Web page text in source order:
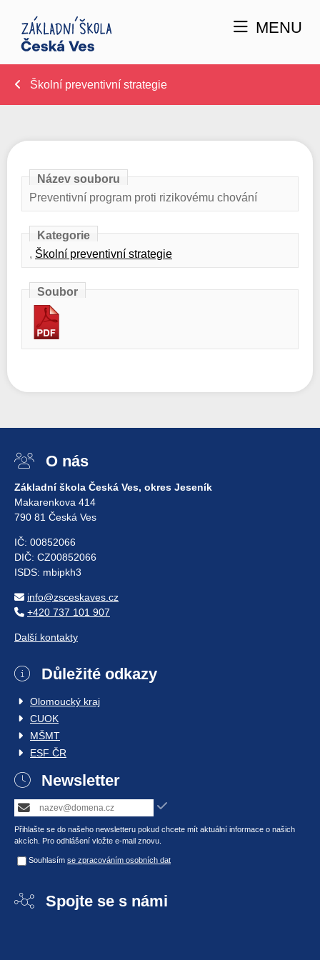
MENU
Školní preventivní strategie
Název souboru
Preventivní program proti rizikovému chování
Kategorie
, Školní preventivní strategie
Soubor
O nás
Základní škola Česká Ves, okres Jeseník
Makarenkova 414
790 81 Česká Ves
IČ: 00852066
DIČ: CZ00852066
ISDS: mbipkh3
info@zsceskaves.cz
+420 737 101 907
Další kontakty
Důležité odkazy
Olomoucký kraj
CUOK
MŠMT
ESF ČR
Newsletter
Přihlašte se do našeho newsletteru pokud chcete mít aktuální informace o našich
akcích. Pro odhlášení vložte e-mail znovu.
Souhlasím se zpracováním osobních dat
Spojte se s námi